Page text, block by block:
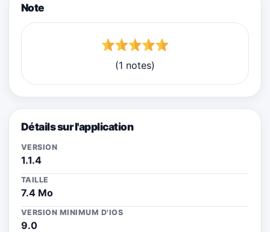
Note
(1 notes)
Détails sur l'application
VERSION
1.1.4
TAILLE
7.4 Mo
VERSION MINIMUM D'IOS
9.0